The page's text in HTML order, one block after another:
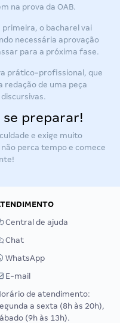
na prova da OAB.
primeira, o bacharel vai
necessária aprovação
para a próxima fase.
prático-profissional, que
redação de uma peça
se preparar!
e exige muito
perca tempo e comece
Central de ajuda
Chat
WhatsApp
E-mail
de atendimento:
a sexta (8h às 20h),
(9h às 13h).